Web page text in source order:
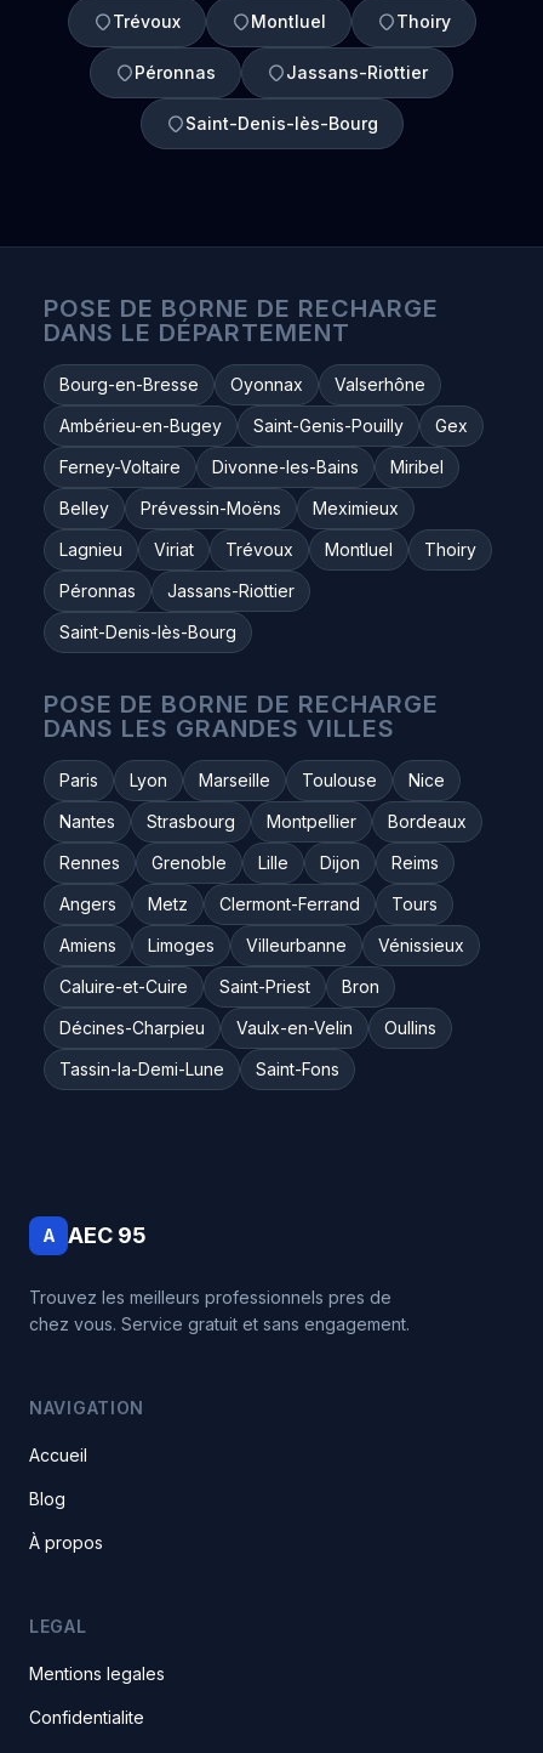
Trévoux Montluel Thoiry
Péronnas Jassans-Riottier
Saint-Denis-lès-Bourg
POSE DE BORNE DE RECHARGE
DANS LE DÉPARTEMENT
Bourg-en-Bresse Oyonnax
Valserhône
Ambérieu-en-Bugey
Saint-Genis-Pouilly
Gex
Ferney-Voltaire
Divonne-les-Bains
Miribel
Belley
Prévessin-Moëns
Meximieux
Lagnieu
Viriat Trévoux Montluel
Thoiry
Péronnas
Jassans-Riottier
Saint-Denis-lès-Bourg
POSE DE BORNE DE RECHARGE
DANS LES GRANDES VILLES
Paris Lyon Marseille Toulouse
Nice
Nantes
Strasbourg Montpellier
Bordeaux
Rennes
Grenoble Lille Dijon
Reims
Angers
Metz Clermont-Ferrand
Tours
Amiens
Limoges Villeurbanne
Vénissieux
Caluire-et-Cuire
Saint-Priest
Bron
Décines-Charpieu
Vaulx-en-Velin
Oullins
Tassin-la-Demi-Lune
Saint-Fons
A AEC 95
Trouvez les meilleurs professionnels pres de
chez vous. Service gratuit et sans engagement.
NAVIGATION
Accueil
Blog
À propos
LEGAL
Mentions legales
Confidentialite